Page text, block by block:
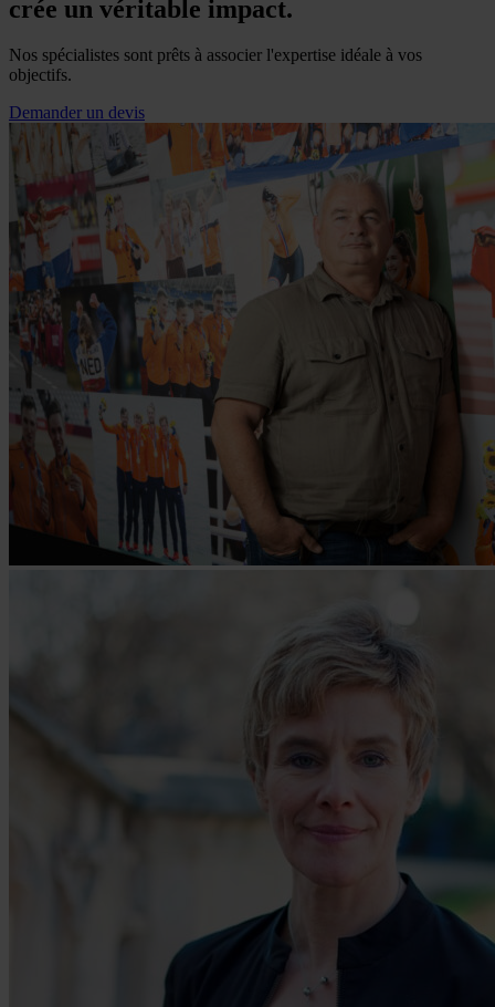
crée un véritable impact.
Nos spécialistes sont prêts à associer l'expertise idéale à vos
objectifs.
Demander un devis